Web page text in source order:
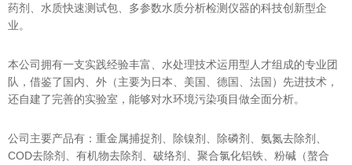
药剂、水质快速测试包、多参数水质分析检测仪器的科技创新型企
业。
本公司拥有一支实践经验丰富、水处理技术运用型人才组成的专业团
队，借鉴了国内、外（主要为日本、美国、德国、法国）先进技术，
还自建了完善的实验室，能够对水环境污染项目做全面分析。
公司主要产品有：重金属捕捉剂、除镍剂、除磷剂、氨氮去除剂、
COD去除剂、有机物去除剂、破络剂、聚合氯化铝铁、粉碱（螯合